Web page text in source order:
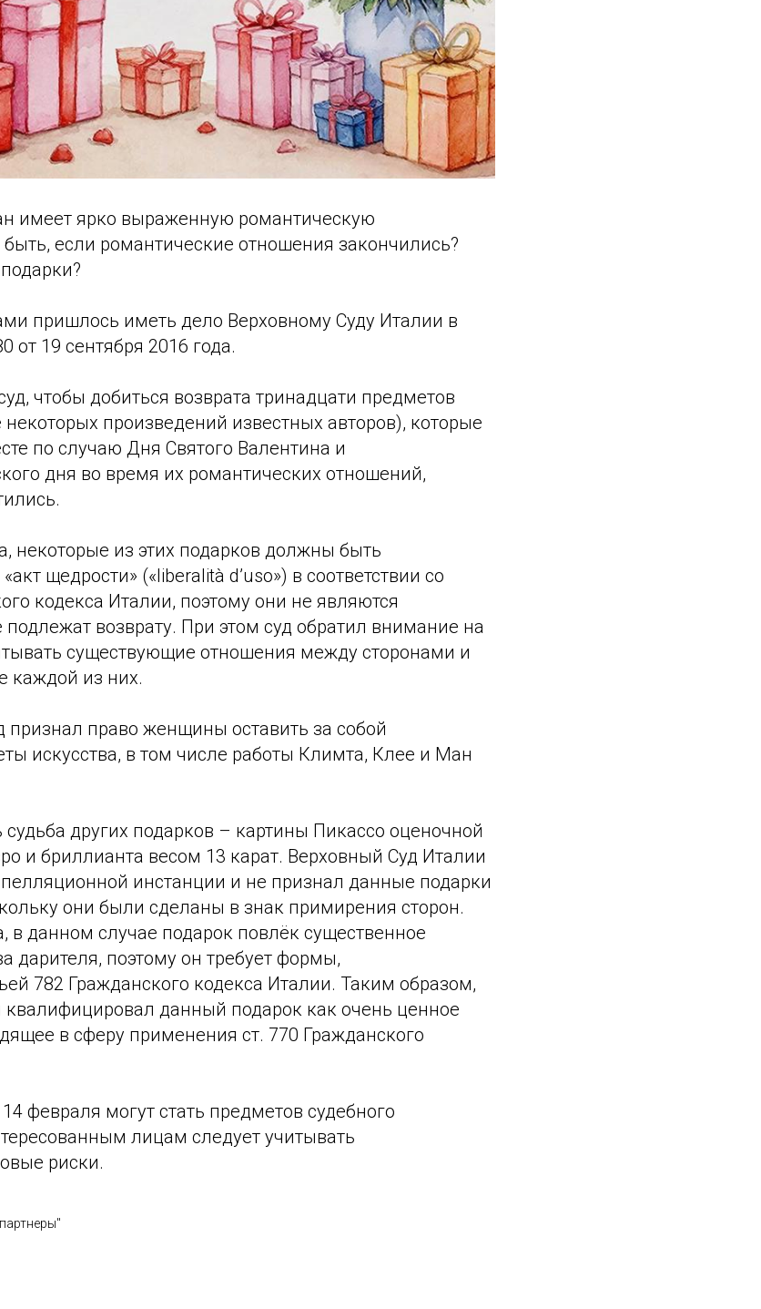
имеет ярко выраженную романтическую
если романтические отношения закончились?
пришлось иметь дело Верховному Суду Италии в
от 19 сентября 2016 года.
чтобы добиться возврата тринадцати предметов
некоторых произведений известных авторов), которые
по случаю Дня Святого Валентина и
дня во время их романтических отношений,
некоторые из этих подарков должны быть
щедрости» («liberalità d’uso») в соответствии со
кодекса Италии, поэтому они не являются
возврату. При этом суд обратил внимание на
существующие отношения между сторонами и
каждой из них.
признал право женщины оставить за собой
искусства, в том числе работы Климта, Клее и Ман
других подарков – картины Пикассо оценочной
и бриллианта весом 13 карат. Верховный Суд Италии
инстанции и не признал данные подарки
они были сделаны в знак примирения сторон.
в данном случае подарок повлёк существенное
дарителя, поэтому он требует формы,
782 Гражданского кодекса Италии. Таким образом,
данный подарок как очень ценное
в сферу применения ст. 770 Гражданского
февраля могут стать предметов судебного
лицам следует учитывать
риски.